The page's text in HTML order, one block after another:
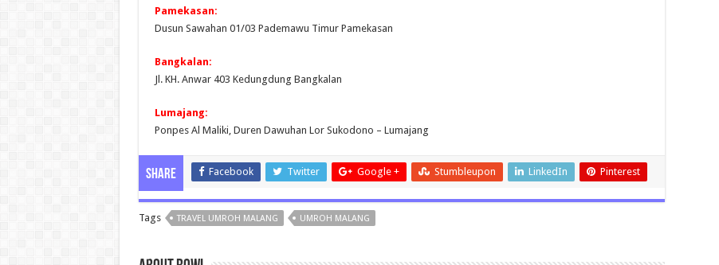
Pamekasan:
Dusun Sawahan 01/03 Pademawu Timur Pamekasan
Bangkalan:
Jl. KH. Anwar 403 Kedungdung Bangkalan
Lumajang:
Ponpes Al Maliki, Duren Dawuhan Lor Sukodono – Lumajang
Share Facebook Twitter Google + Stumbleupon LinkedIn Pinterest
Tags TRAVEL UMROH MALANG UMROH MALANG